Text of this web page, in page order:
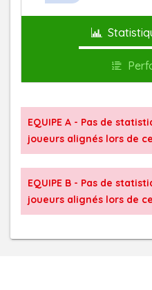
EQUIPE A - Pas de
joueurs alignés lors de
EQUIPE B - Pas de
joueurs alignés lors de